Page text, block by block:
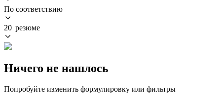
По соответствию
20 резюме
Ничего не нашлось
Попробуйте изменить формулировку или фильтры